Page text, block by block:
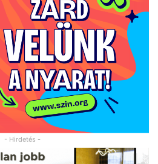
- Hirdetés -